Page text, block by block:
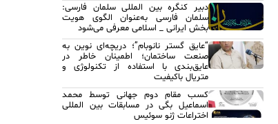
دبیر کنگره بین المللی سلمان فارسی:
سلمان فارسی به‌عنوان الگوی هویت
بخش ایرانی _ اسلامی معرفی می‌شود
“عایق گستر نانوبام”؛ دریچه‌ای نوین به
صنعت ساختمان؛ اطمینان خاطر در
عایق‌بندی با استفاده از تکنولوژی و
متریال باکیفیت
کسب مقام دوم جهانی توسط محمد
اسماعیل بگی در مسابقات بین المللی
اختراعات ژنو سوئیس